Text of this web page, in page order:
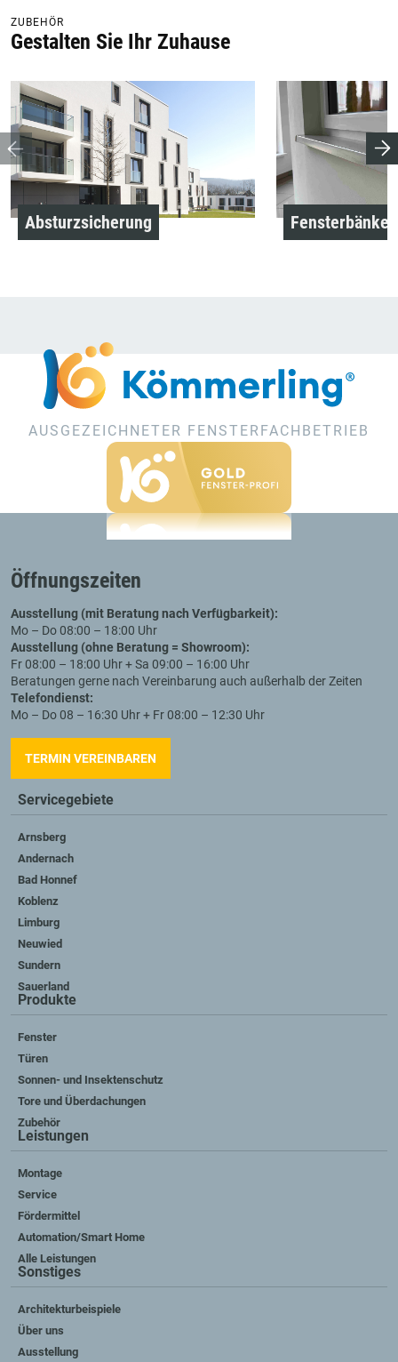
ZUBEHÖR
Gestalten Sie Ihr Zuhause
Absturzsicherung Fensterbänke
AUSGEZEICHNETER FENSTERFACHBETRIEB
Öffnungszeiten
Ausstellung (mit Beratung nach Verfügbarkeit):
Mo – Do 08:00 – 18:00 Uhr
Ausstellung (ohne Beratung = Showroom):
Fr 08:00 – 18:00 Uhr + Sa 09:00 – 16:00 Uhr
Beratungen gerne nach Vereinbarung auch außerhalb der Zeiten
Telefondienst:
Mo – Do 08 – 16:30 Uhr + Fr 08:00 – 12:30 Uhr
TERMIN VEREINBAREN
Servicegebiete
Arnsberg
Andernach
Bad Honnef
Koblenz
Limburg
Neuwied
Sundern
Sauerland
Produkte
Fenster
Türen
Sonnen- und Insektenschutz
Tore und Überdachungen
Zubehör
Leistungen
Montage
Service
Fördermittel
Automation/Smart Home
Alle Leistungen
Sonstiges
Architekturbeispiele
Über uns
Ausstellung